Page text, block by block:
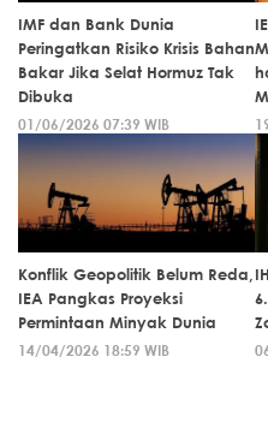
IMF dan Bank Dunia
Peringatkan Risiko Krisis Bahan
Bakar Jika Selat Hormuz Tak
Dibuka
01/06/2026 07:39 WIB
Konflik Geopolitik Belum Reda,
IEA Pangkas Proyeksi
Permintaan Minyak Dunia
14/04/2026 18:59 WIB